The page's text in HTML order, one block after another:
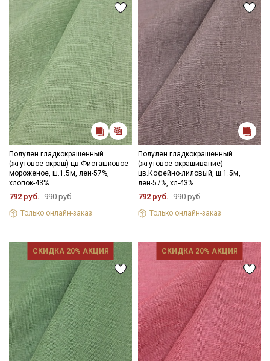
Полулен гладкокрашенный
(жгутовое окраш) цв.Фисташковое
мороженое, ш.1.5м, лен-57%,
хлопок-43%
792 руб. 990 руб.
Только онлайн-заказ
Полулен гладкокрашенный
(жгутовое окрашивание)
цв.Кофейно-лиловый, ш.1.5м,
лен-57%, хл-43%
792 руб. 990 руб.
Только онлайн-заказ
СКИДКА 20% АКЦИЯ СКИДКА 20% АКЦИЯ
категории тканей
Электронная почта
Подписаться
Ознакомлен(а) сПолитикой обработки персональных
данныхи даюСогласие на обработку персональных
данных
ДаюСогласие на получение рекламных и
информационных рассылок